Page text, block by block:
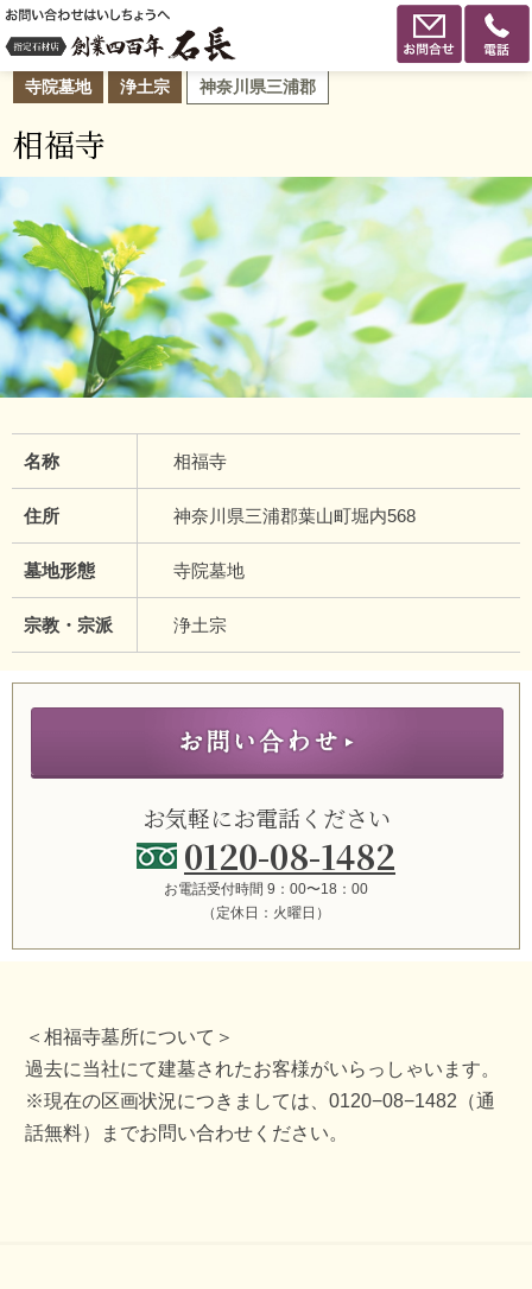
寺院墓地 浄土宗 神奈川県三浦郡
相福寺
名称 相福寺
住所 神奈川県三浦郡葉山町堀内568
墓地形態 寺院墓地
宗教・宗派 浄土宗
お気軽にお電話ください
0120-08-1482
お電話受付時間 9：00〜18：00
（定休日：火曜日）
＜相福寺墓所について＞
過去に当社にて建墓されたお客様がいらっしゃいます。
※現在の区画状況につきましては、0120−08−1482（通
話無料）までお問い合わせください。